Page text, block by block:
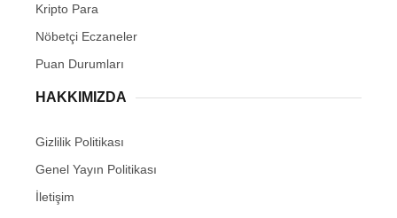
Kripto Para
Nöbetçi Eczaneler
Puan Durumları
HAKKIMIZDA
Gizlilik Politikası
Genel Yayın Politikası
İletişim